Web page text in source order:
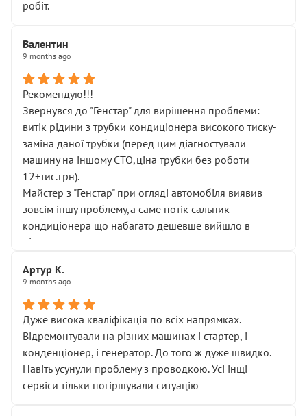
робіт.
Валентин
9 months ago
Рекомендую!!!
Звернувся до "Генстар" для вирішення проблеми:
витік рідини з трубки кондиціонера високого тиску-
заміна даної трубки (перед цим діагностували
машину на іншому СТО,ціна трубки без роботи
12+тис.грн).
Майстер з "Генстар" при огляді автомобіля виявив
зовсім іншу проблему,а саме потік сальник
кондиціонера що набагато дешевше вийшло в
підсумку.
Артур К.
9 months ago
Дуже висока кваліфікація по всіх напрямках.
Відремонтували на різних машинах і стартер, і
конденціонер, і генератор. До того ж дуже швидко.
Навіть усунули проблему з проводкою. Усі інщі
сервіси тільки погіршували ситуацію